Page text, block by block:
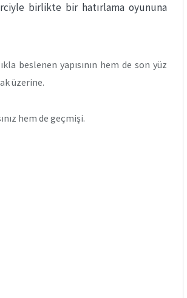
birlikte bir hatırlama oyununa
beslenen yapısının hem de son yüz
üzerine.
hem de geçmişi.